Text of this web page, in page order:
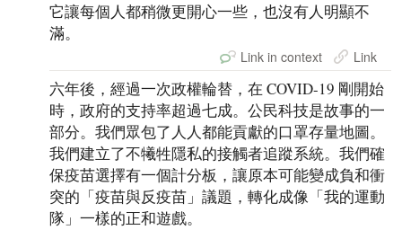
它讓每個人都稍微更開心一些，也沒有人明顯不
滿。
Link in context Link
六年後，經過一次政權輪替，在 COVID-19 剛開始
時，政府的支持率超過七成。公民科技是故事的一
部分。我們眾包了人人都能貢獻的口罩存量地圖。
我們建立了不犧牲隱私的接觸者追蹤系統。我們確
保疫苗選擇有一個計分板，讓原本可能變成負和衝
突的「疫苗與反疫苗」議題，轉化成像「我的運動
隊」一樣的正和遊戲。